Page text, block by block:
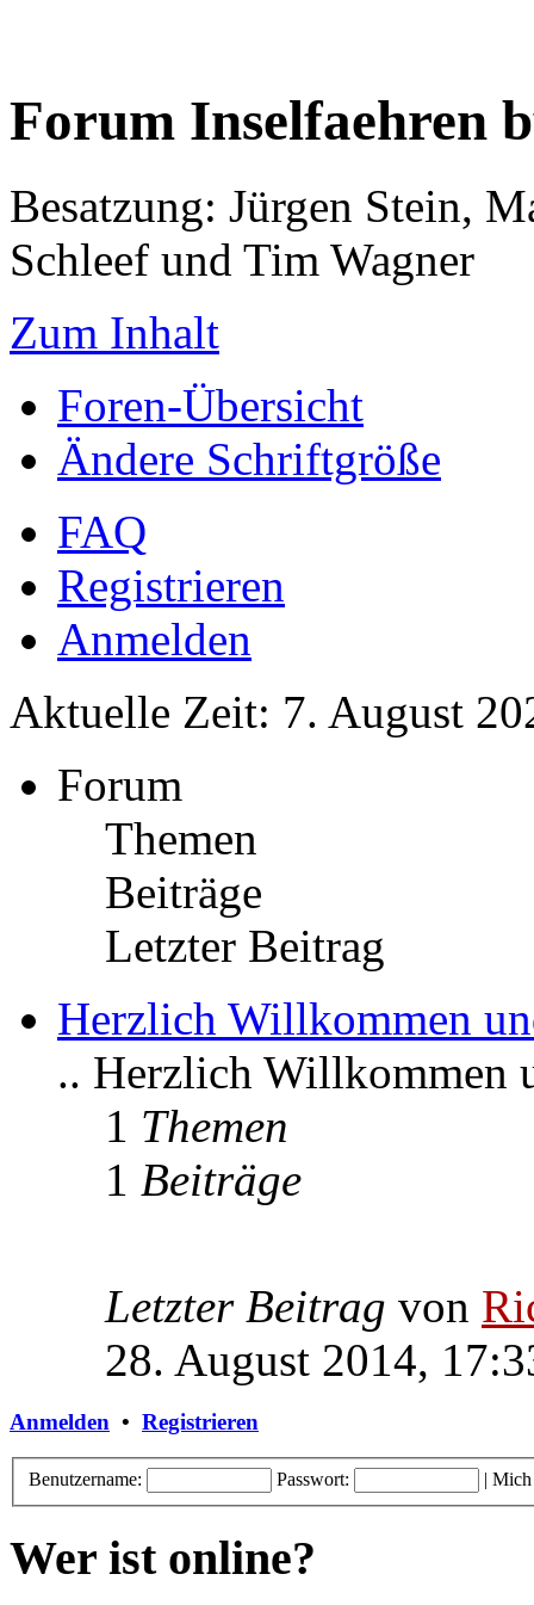
Forum Inselfaehren
Besatzung: Jürgen Stein,
Schleef und Tim Wagner
Zum Inhalt
Foren-Übersicht
Ändere Schriftgröße
FAQ
Registrieren
Anmelden
Aktuelle Zeit: 7. August
Forum
Themen
Beiträge
Letzter Beitrag
Herzlich Willkommen
.. Herzlich Willkommen
1 Themen
1 Beiträge
Letzter Beitrag von
28. August 2014,
Anmelden • Registrieren
Benutzername: Passwort: | Mich
Wer ist online?